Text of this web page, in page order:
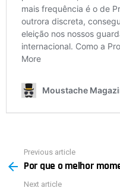
more
Previous article
Por que o melhor
Next article